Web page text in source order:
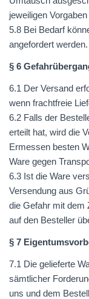
jeweiligen
5.8 Bei Bedarf
angefordert werden.
§ 6
6.1 Der Versand
wenn frachtfreie
6.2 Falls der
erteilt hat, wird die
Ermessen besten
Ware gegen
6.3 Ist die Ware
Versendung aus
die Gefahr mit dem
auf den Besteller
§ 7
7.1 Die gelieferte
sämtlicher
uns und dem